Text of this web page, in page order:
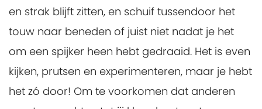
en strak blijft zitten, en schuif tussendoor het
touw naar beneden of juist niet nadat je het
om een spijker heen hebt gedraaid. Het is even
kijken, prutsen en experimenteren, maar je hebt
het zó door! Om te voorkomen dat anderen